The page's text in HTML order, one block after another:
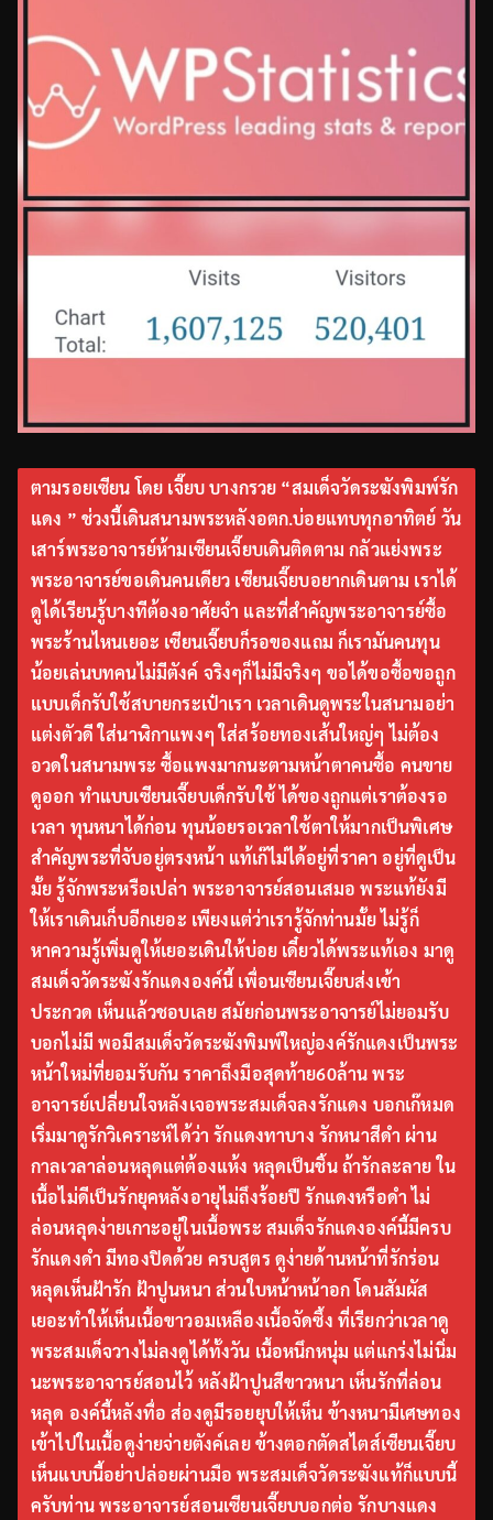
ตามรอยเซียน โดย เจี๊ยบ บางกรวย “สมเด็จวัดระฆังพิมพ์รัก
แดง ” ช่วงนี้เดินสนามพระหลังอตก.บ่อยแทบทุกอาทิตย์ วัน
เสาร์พระอาจารย์ห้ามเซียนเจี๊ยบเดินติดตาม กลัวแย่งพระ
พระอาจารย์ขอเดินคนเดียว เซียนเจี๊ยบอยากเดินตาม เราได้
ดูได้เรียนรู้บางทีต้องอาศัยจำ และที่สำคัญพระอาจารย์ซื้อ
พระร้านไหนเยอะ เซียนเจี๊ยบก็รอของแถม ก็เรามันคนทุน
น้อยเล่นบทคนไม่มีตังค์ จริงๆก็ไม่มีจริงๆ ขอได้ขอซื้อขอถูก
แบบเด็กรับใช้สบายกระเป๋าเรา เวลาเดินดูพระในสนามอย่า
แต่งตัวดี ใส่นาฬิกาแพงๆ ใส่สร้อยทองเส้นใหญ่ๆ ไม่ต้อง
อวดในสนามพระ ซื้อแพงมากนะตามหน้าตาคนซื้อ คนขาย
ดูออก ทำแบบเซียนเจี๊ยบเด็กรับใช้ ได้ของถูกแต่เราต้องรอ
เวลา ทุนหนาได้ก่อน ทุนน้อยรอเวลาใช้ตาให้มากเป็นพิเศษ
สำคัญพระที่จับอยู่ตรงหน้า แท้เก๊ไม่ได้อยู่ที่ราคา อยู่ที่ดูเป็น
มั้ย รู้จักพระหรือเปล่า พระอาจารย์สอนเสมอ พระแท้ยังมี
ให้เราเดินเก็บอีกเยอะ เพียงแต่ว่าเรารู้จักท่านมั้ย ไม่รู้ก็
หาความรู้เพิ่มดูให้เยอะเดินให้บ่อย เดี๋ยวได้พระแท้เอง มาดู
สมเด็จวัดระฆังรักแดงองค์นี้ เพื่อนเซียนเจี๊ยบส่งเข้า
ประกวด เห็นแล้วชอบเลย สมัยก่อนพระอาจารย์ไม่ยอมรับ
บอกไม่มี พอมีสมเด็จวัดระฆังพิมพ์ใหญ่องค์รักแดงเป็นพระ
หน้าใหม่ที่ยอมรับกัน ราคาถึงมือสุดท้าย60ล้าน พระ
อาจารย์เปลี่ยนใจหลังเจอพระสมเด็จลงรักแดง บอกเก๊หมด
เริ่มมาดูรักวิเคราะห์ได้ว่า รักแดงทาบาง รักหนาสีดำ ผ่าน
กาลเวลาล่อนหลุดแต่ต้องแห้ง หลุดเป็นชิ้น ถ้ารักละลาย ใน
เนื้อไม่ดีเป็นรักยุคหลังอายุไม่ถึงร้อยปี รักแดงหรือดำ ไม่
ล่อนหลุดง่ายเกาะอยู่ในเนื้อพระ สมเด็จรักแดงองค์นี้มีครบ
รักแดงดำ มีทองปิดด้วย ครบสูตร ดูง่ายด้านหน้าที่รักร่อน
หลุดเห็นฝ้ารัก ฝ้าปูนหนา ส่วนใบหน้าหน้าอก โดนสัมผัส
เยอะทำให้เห็นเนื้อขาวอมเหลืองเนื้อจัดซึ้ง ที่เรียกว่าเวลาดู
พระสมเด็จวางไม่ลงดูได้ทั้งวัน เนื้อหนึกหนุ่ม แต่แกร่งไม่นิ่ม
นะพระอาจารย์สอนไว้ หลังฝ้าปูนสีขาวหนา เห็นรักที่ล่อน
หลุด องค์นี้หลังทื่อ ส่องดูมีรอยยุบให้เห็น ข้างหนามีเศษทอง
เข้าไปในเนื้อดูง่ายจ่ายตังค์เลย ข้างตอกตัดสไตส์เซียนเจี๊ยบ
เห็นแบบนี้อย่าปล่อยผ่านมือ พระสมเด็จวัดระฆังแท้ก็แบบนี้
ครับท่าน พระอาจารย์สอนเซียนเจี๊ยบบอกต่อ รักบางแดง